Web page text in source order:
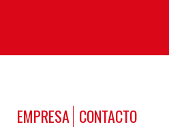
EMPRESA CONTACTO